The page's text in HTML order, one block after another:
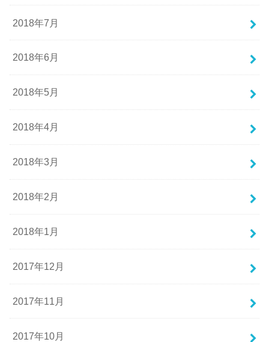
2018年7月
2018年6月
2018年5月
2018年4月
2018年3月
2018年2月
2018年1月
2017年12月
2017年11月
2017年10月